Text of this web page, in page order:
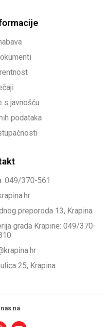
s javnošću
podataka
049/370-561
preporoda 13, Krapina
grada Krapine: 049/370-
25, Krapina
na